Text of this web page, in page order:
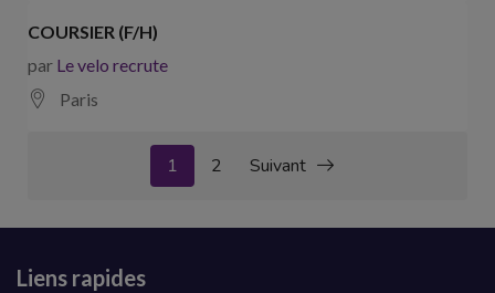
COURSIER (F/H)
par Le velo recrute
Paris
1 2 Suivant
Liens rapides